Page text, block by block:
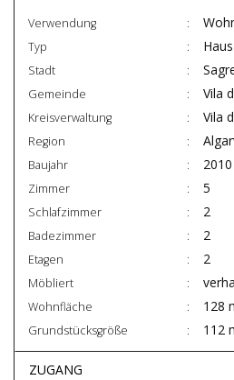
Verwendung
Typ Haus
Stadt
Gemeinde Vila
Kreisverwaltung Vila
Region
Baujahr 2010
Zimmer 5
Schlafzimmer 2
Badezimmer 2
Etagen 2
Möbliert
Wohnfläche 128
Grundstücksgröße 112
ZUGANG